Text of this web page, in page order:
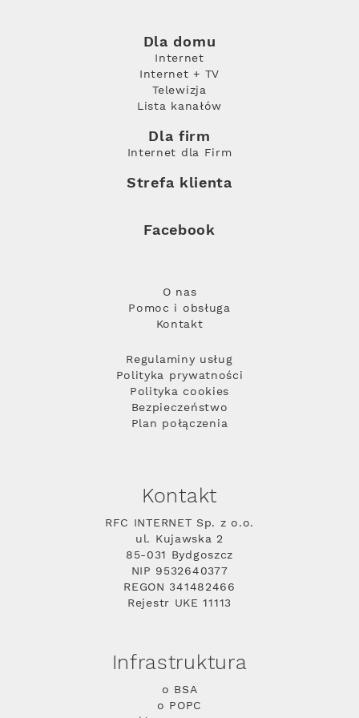
Dla domu
Internet
Internet + TV
Telewizja
Lista kanałów
Dla firm
Internet dla Firm
Strefa klienta
Facebook
O nas
Pomoc i obsługa
Kontakt
Regulaminy usług
Polityka prywatności
Polityka cookies
Bezpieczeństwo
Plan połączenia
Kontakt
RFC INTERNET Sp. z o.o.
ul. Kujawska 2
85-031 Bydgoszcz
NIP 9532640377
REGON 341482466
Rejestr UKE 11113
Infrastruktura
o BSA
o POPC